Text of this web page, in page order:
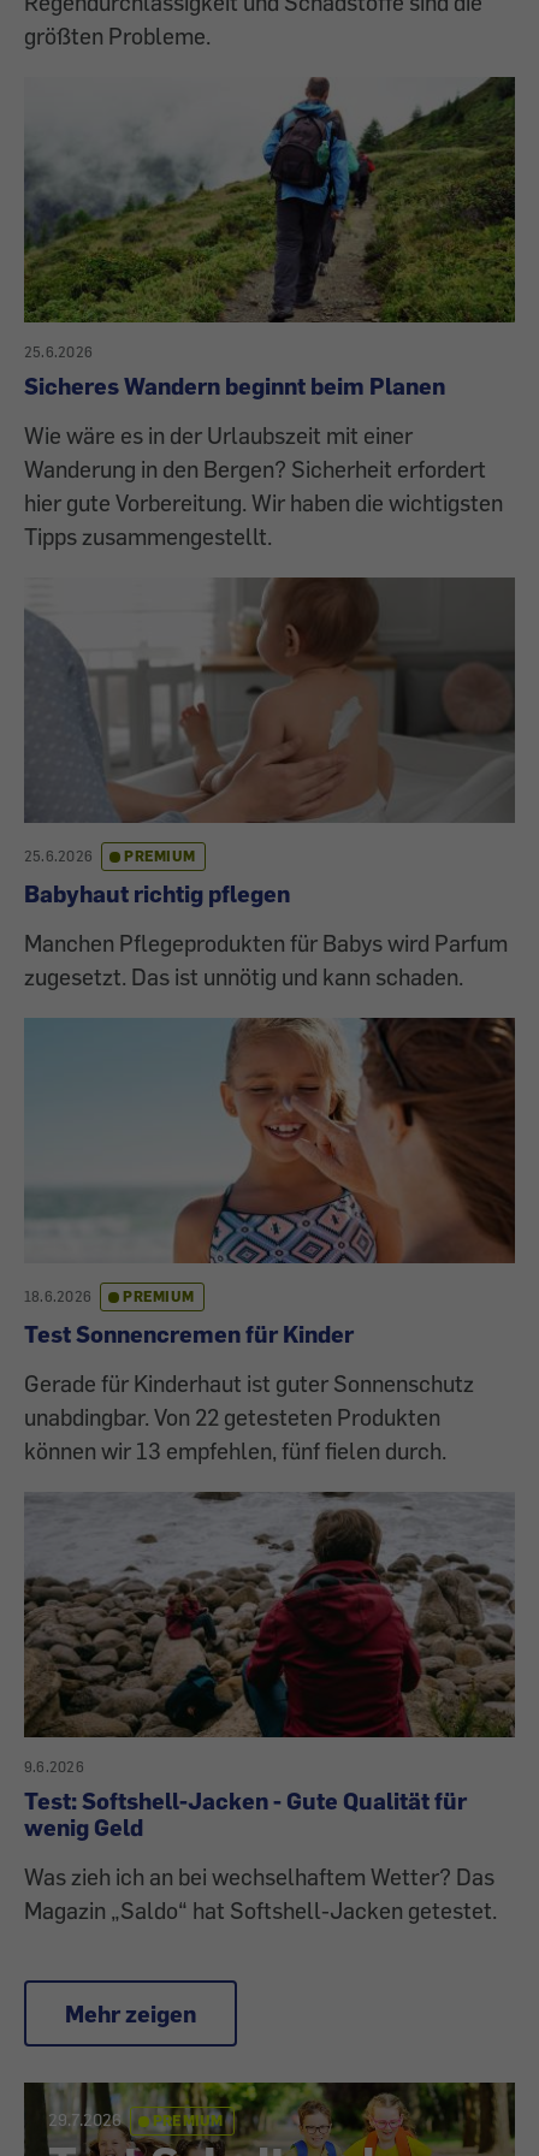
größten Probleme.
25.6.2026
Sicheres Wandern beginnt beim Planen
Wie wäre es in der Urlaubszeit mit einer
Wanderung in den Bergen? Sicherheit erfordert
hier gute Vorbereitung. Wir haben die wichtigsten
Tipps zusammengestellt.
25.6.2026 PREMIUM
Babyhaut richtig pflegen
Manchen Pflegeprodukten für Babys wird Parfum
zugesetzt. Das ist unnötig und kann schaden.
18.6.2026 PREMIUM
Test Sonnencremen für Kinder
Gerade für Kinderhaut ist guter Sonnenschutz
unabdingbar. Von 22 getesteten Produkten
können wir 13 empfehlen, fünf fielen durch.
9.6.2026
Test: Softshell-Jacken - Gute Qualität für
wenig Geld
Was zieh ich an bei wechselhaftem Wetter? Das
Magazin „Saldo“ hat Softshell-Jacken getestet.
Mehr zeigen
29.7.2026 PREMIUM